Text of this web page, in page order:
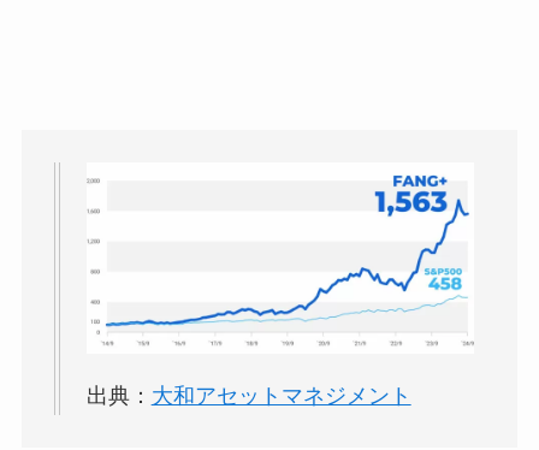
出典： 大和アセットマネジメント